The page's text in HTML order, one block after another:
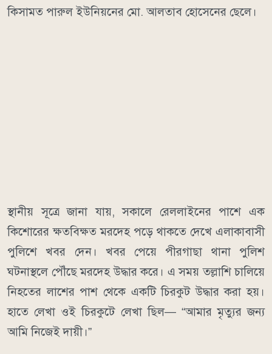
কিসামত পারুল ইউনিয়নের মো. আলতাব হোসেনের ছেলে।
স্থানীয় সূত্রে জানা যায়, সকালে রেললাইনের পাশে এক
কিশোরের ক্ষতবিক্ষত মরদেহ পড়ে থাকতে দেখে এলাকাবাসী
পুলিশে খবর দেন। খবর পেয়ে পীরগাছা থানা পুলিশ
ঘটনাস্থলে পৌঁছে মরদেহ উদ্ধার করে। এ সময় তল্লাশি চালিয়ে
নিহতের লাশের পাশ থেকে একটি চিরকুট উদ্ধার করা হয়।
হাতে লেখা ওই চিরকুটে লেখা ছিল— “আমার মৃত্যুর জন্য
আমি নিজেই দায়ী।”